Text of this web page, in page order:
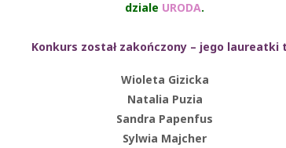
dziale URODA.
Konkurs został zakończony – jego laureatki
Wioleta Gizicka
Natalia Puzia
Sandra Papenfus
Sylwia Majcher